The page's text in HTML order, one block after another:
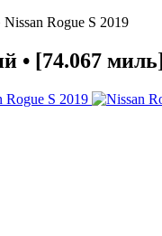
Nissan Rogue S 2019
• [74.067